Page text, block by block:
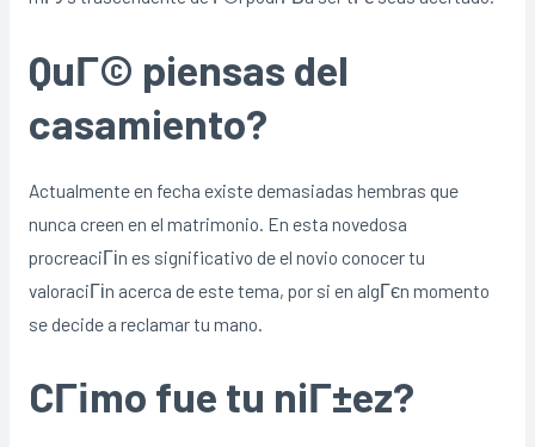
QuГ© piensas del
casamiento?
Actualmente en fecha existe demasiadas hembras que
nunca creen en el matrimonio. En esta novedosa
procreaciГіn es significativo de el novio conocer tu
valoraciГіn acerca de este tema, por si en algГєn momento
se decide a reclamar tu mano.
CГіmo fue tu niГ±ez?